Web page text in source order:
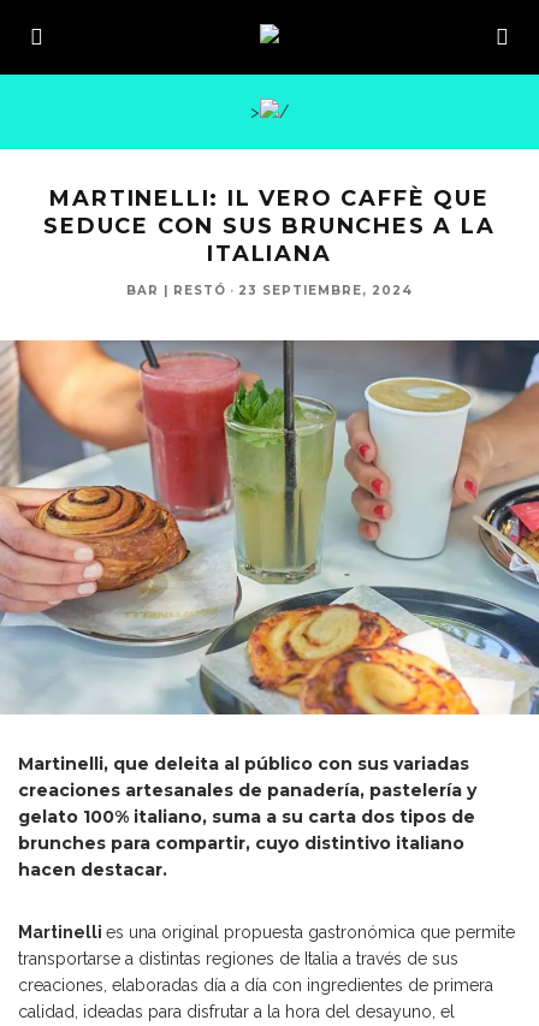
>
MARTINELLI: IL VERO CAFFÈ QUE
SEDUCE CON SUS BRUNCHES A LA
ITALIANA
BAR | RESTÓ · 23 SEPTIEMBRE, 2024
Martinelli, que deleita al público con sus variadas
creaciones artesanales de panadería, pastelería y
gelato 100% italiano, suma a su carta dos tipos de
brunches para compartir, cuyo distintivo italiano
hacen destacar.
Martinelli es una original propuesta gastronómica que permite
transportarse a distintas regiones de Italia a través de sus
creaciones, elaboradas día a día con ingredientes de primera
calidad, ideadas para disfrutar a la hora del desayuno, el